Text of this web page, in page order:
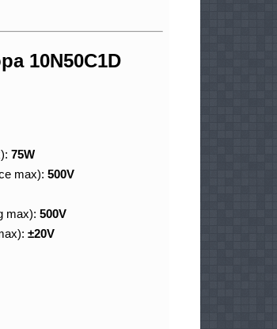
10N50C1D
75W
max): 500V
max): 500V
±20V